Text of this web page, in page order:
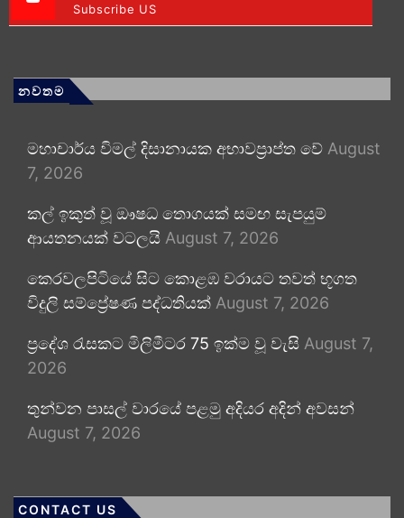
Subscribe US
නවතම
මහාචාර්ය විමල් දිසානායක අභාවප්‍රාප්ත වේ August
7, 2026
කල් ඉකුත් වූ ඖෂධ තොගයක් සමඟ සැපයුම්
ආයතනයක් වටලයි August 7, 2026
කෙරවලපිටියේ සිට කොළඹ වරායට තවත් භූගත
විදුලි සම්ප්‍රේෂණ පද්ධතියක් August 7, 2026
ප්‍රදේශ රැසකට මිලිමීටර 75 ඉක්ම වූ වැසි August 7,
2026
තුන්වන පාසල් වාරයේ පළමු අදියර අදින් අවසන්
August 7, 2026
CONTACT US